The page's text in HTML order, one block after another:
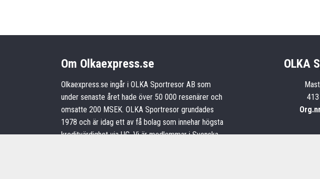
Om Olkaexpress.se
Olkaexpress.se ingår i OLKA Sportresor AB som
under senaste året hade över 50 000 resenärer och
omsatte 200 MSEK. OLKA Sportresor grundades
1978 och är idag ett av få bolag som innehar högsta
kreditvärdighet via UC. Vi är medlemmar i Svenska
OLKA